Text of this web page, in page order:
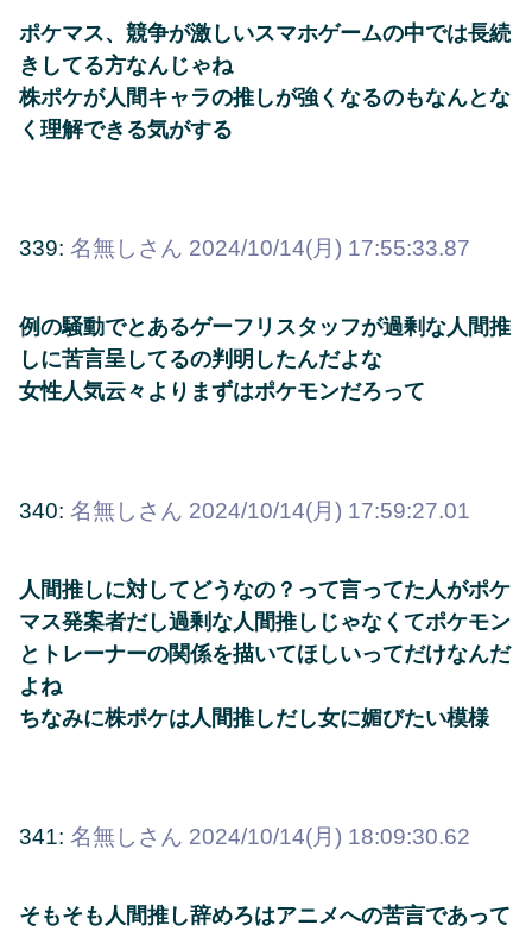
ポケマス、競争が激しいスマホゲームの中では長続
きしてる方なんじゃね
株ポケが人間キャラの推しが強くなるのもなんとな
く理解できる気がする
339: 名無しさん 2024/10/14(月) 17:55:33.87
例の騒動でとあるゲーフリスタッフが過剰な人間推
しに苦言呈してるの判明したんだよな
女性人気云々よりまずはポケモンだろって
340: 名無しさん 2024/10/14(月) 17:59:27.01
人間推しに対してどうなの？って言ってた人がポケ
マス発案者だし過剰な人間推しじゃなくてポケモン
とトレーナーの関係を描いてほしいってだけなんだ
よね
ちなみに株ポケは人間推しだし女に媚びたい模様
341: 名無しさん 2024/10/14(月) 18:09:30.62
そもそも人間推し辞めろはアニメへの苦言であって